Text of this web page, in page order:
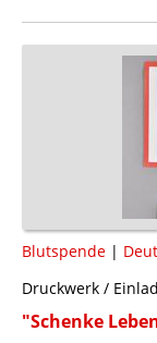
Blutspende |
Druckwerk /
"Schenke